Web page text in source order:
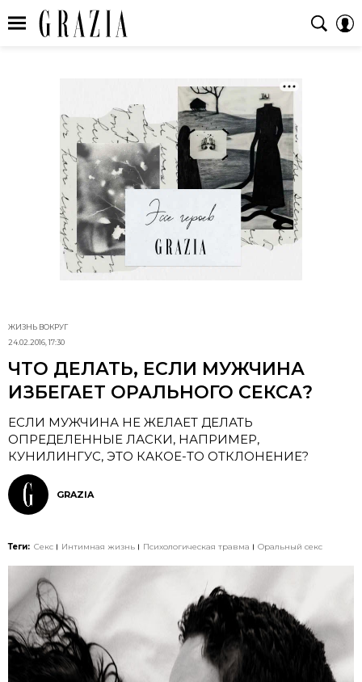
ЖИЗНЬ ВОКРУГ
24.02.2016, 17:30
ЧТО ДЕЛАТЬ, ЕСЛИ МУЖЧИНА
ИЗБЕГАЕТ ОРАЛЬНОГО СЕКСА?
ЕСЛИ МУЖЧИНА НЕ ЖЕЛАЕТ ДЕЛАТЬ
ОПРЕДЕЛЕННЫЕ ЛАСКИ, НАПРИМЕР,
КУНИЛИНГУС, ЭТО КАКОЕ-ТО ОТКЛОНЕНИЕ?
GRAZIA
Теги: Секс Интимная жизнь Психологическая травма Оральный секс